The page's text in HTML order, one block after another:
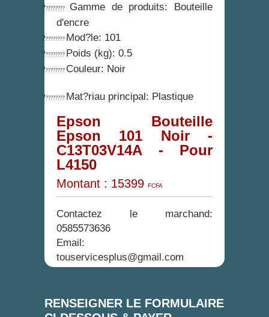
????????? Gamme de produits: Bouteille
d'encre
????????? Mod?le: 101
????????? Poids (kg): 0.5
????????? Couleur: Noir
????????? Mat?riau principal: Plastique
Epson Bouteille
Epson 101 Noir -
C13T03V14A - Pour
L4150
Montant : 15399 FCFA
Contactez le marchand:
0585573636
Email:
touservicesplus@gmail.com
RENSEIGNER LE FORMULAIRE